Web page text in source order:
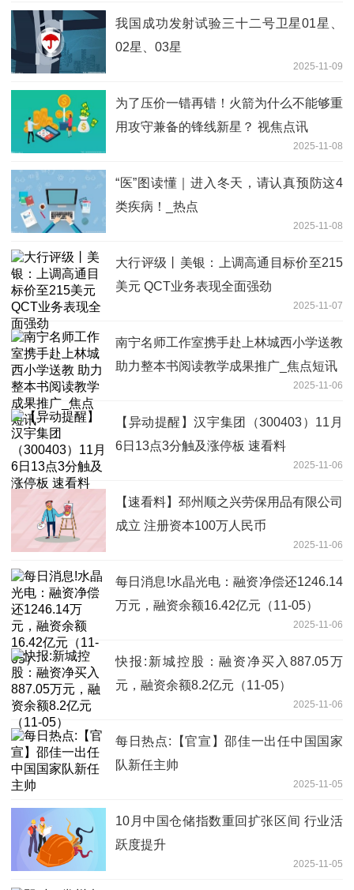
我国成功发射试验三十二号卫星01星、
02星、03星
2025-11-09
为了压价一错再错！火箭为什么不能够重
用攻守兼备的锋线新星？ 视焦点讯
2025-11-08
“医”图读懂｜进入冬天，请认真预防这4
类疾病！_热点
2025-11-08
大行评级丨美银：上调高通目标价至215
美元 QCT业务表现全面强劲
2025-11-07
南宁名师工作室携手赴上林城西小学送教
助力整本书阅读教学成果推广_焦点短讯
2025-11-06
【异动提醒】汉宇集团（300403）11月
6日13点3分触及涨停板 速看料
2025-11-06
【速看料】邳州顺之兴劳保用品有限公司
成立 注册资本100万人民币
2025-11-06
每日消息!水晶光电：融资净偿还1246.14
万元，融资余额16.42亿元（11-05）
2025-11-06
快报:新城控股：融资净买入887.05万
元，融资余额8.2亿元（11-05）
2025-11-06
每日热点:【官宣】邵佳一出任中国国家
队新任主帅
2025-11-05
10月中国仓储指数重回扩张区间 行业活
跃度提升
2025-11-05